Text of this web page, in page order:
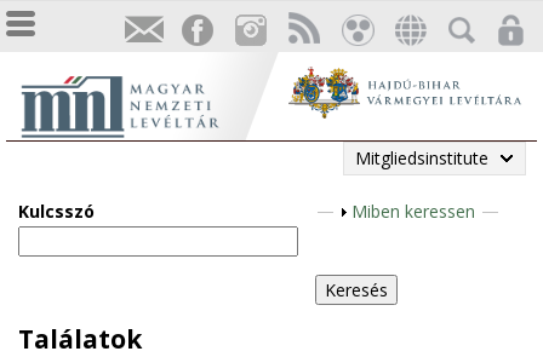
Mitgliedsinstitute
Kulcsszó
A
z
e
Miben keressen
Találatok